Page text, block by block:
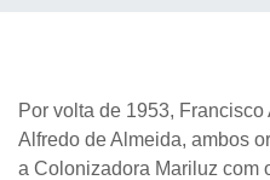
Por volta de 1953,
Alfredo de Almeida, ambos
a Colonizadora Mariluz com